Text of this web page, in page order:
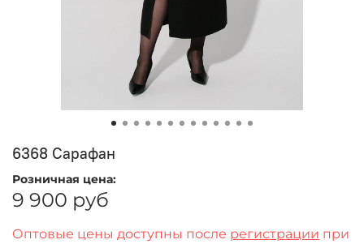
6368 Сарафан
Розничная цена:
9 900 руб
Оптовые цены доступны после регистрации при